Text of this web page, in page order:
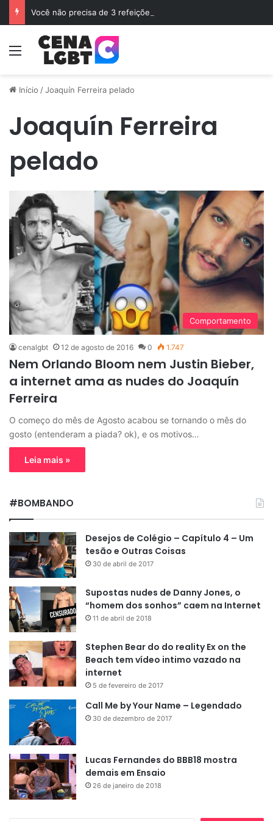
Você não precisa de 3 refeições diárias e sim de Jejum
Menu
Início /Joaquín Ferreira pelado
Joaquín Ferreira
pelado
Comportamento
cenalgbt 12 de agosto de 2016 0 1.747
Nem Orlando Bloom nem Justin Bieber,
a internet ama as nudes do Joaquín
Ferreira
O começo do mês de Agosto acabou se tornando o mês do
gosto (entenderam a piada? ok), e os motivos…
Leia mais »
#BOMBANDO
Desejos de Colégio – Capítulo 4 – Um
tesão e Outras Coisas
30 de abril de 2017
Supostas nudes de Danny Jones, o
“homem dos sonhos” caem na Internet
11 de abril de 2018
Stephen Bear do do reality Ex on the
Beach tem vídeo intimo vazado na
internet
5 de fevereiro de 2017
Call Me by Your Name – Legendado
30 de dezembro de 2017
Lucas Fernandes do BBB18 mostra
demais em Ensaio
26 de janeiro de 2018